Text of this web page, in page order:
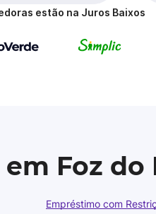
estão na Juros Baixos
Foz do
Empréstimo com